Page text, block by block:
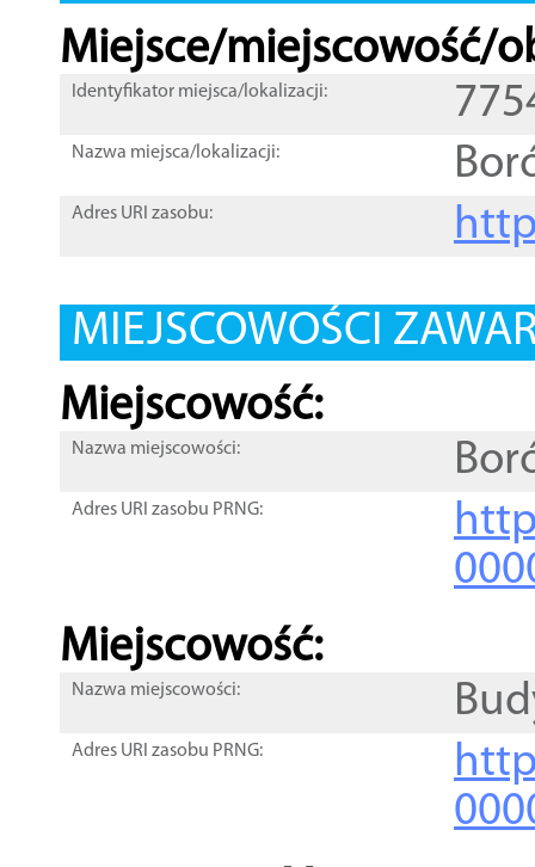
Miejsce/miejscowość/
Identyfikator miejsca/lokalizacji:
Nazwa miejsca/lokalizacji:
Adres URI zasobu:
MIEJSCOWOŚCI
Miejscowość:
Nazwa miejscowości:
Adres URI zasobu PRNG:
Miejscowość:
Nazwa miejscowości:
Adres URI zasobu PRNG: